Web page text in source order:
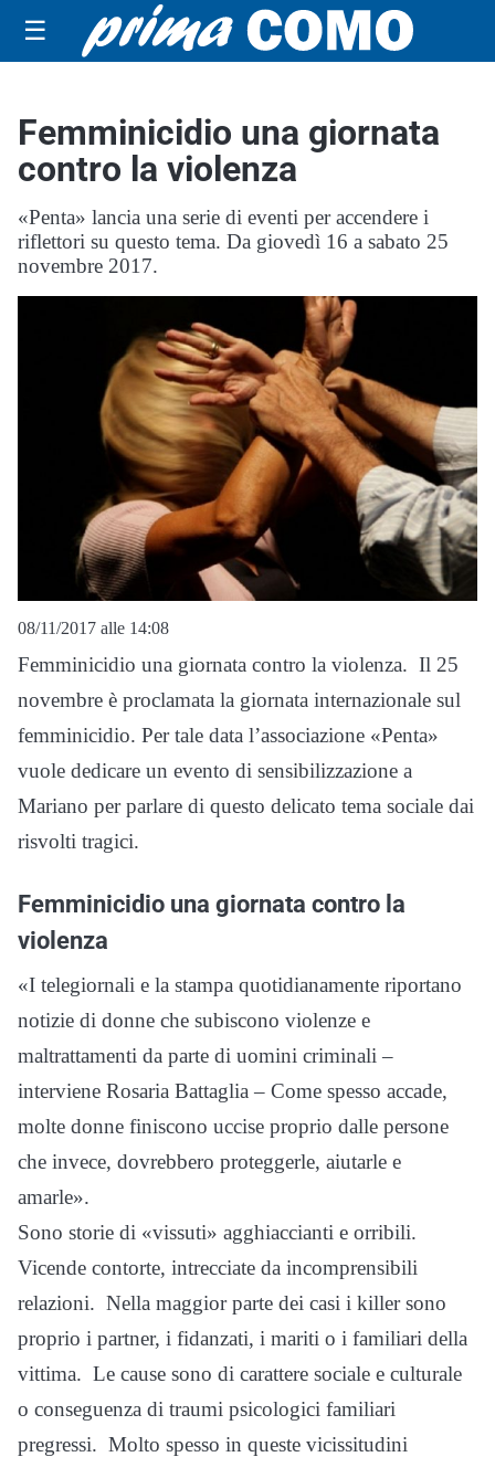
☰
Femminicidio una giornata
contro la violenza
«Penta» lancia una serie di eventi per accendere i
riflettori su questo tema. Da giovedì 16 a sabato 25
novembre 2017.
08/11/2017 alle 14:08
Femminicidio una giornata contro la violenza. Il 25
novembre è proclamata la giornata internazionale sul
femminicidio. Per tale data l’associazione «Penta»
vuole dedicare un evento di sensibilizzazione a
Mariano per parlare di questo delicato tema sociale dai
risvolti tragici.
Femminicidio una giornata contro la
violenza
«I telegiornali e la stampa quotidianamente riportano
notizie di donne che subiscono violenze e
maltrattamenti da parte di uomini criminali –
interviene Rosaria Battaglia – Come spesso accade,
molte donne finiscono uccise proprio dalle persone
che invece, dovrebbero proteggerle, aiutarle e
amarle».
Sono storie di «vissuti» agghiaccianti e orribili.
Vicende contorte, intrecciate da incomprensibili
relazioni. Nella maggior parte dei casi i killer sono
proprio i partner, i fidanzati, i mariti o i familiari della
vittima. Le cause sono di carattere sociale e culturale
o conseguenza di traumi psicologici familiari
pregressi. Molto spesso in queste vicissitudini